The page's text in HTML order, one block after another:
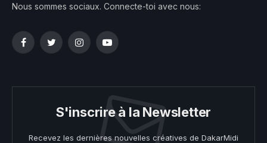
Nous sommes sociaux. Connecte-toi avec nous:
FacebookTwitterInstagramYouTube
S'inscrire à la Newsletter
Recevez les dernières nouvelles créatives de DakarMidi